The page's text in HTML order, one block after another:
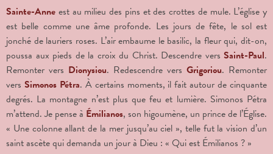
Sainte-Anne est au milieu des pins et des crottes de mule. L’église y
est belle comme une âme profonde. Les jours de fête, le sol est
jonché de lauriers roses. L’air embaume le basilic, la fleur qui, dit-on,
poussa aux pieds de la croix du Christ. Descendre vers Saint-Paul.
Remonter vers Dionysiou. Redescendre vers Grigoriou. Remonter
vers Simonos Pétra. À certains moments, il fait autour de cinquante
degrés. La montagne n’est plus que feu et lumière. Simonos Pétra
m’attend. Je pense à Émilianos, son higoumène, un prince de l’Église.
« Une colonne allant de la mer jusqu’au ciel », telle fut la vision d’un
saint ascète qui demanda un jour à Dieu : « Qui est Émilianos ? »